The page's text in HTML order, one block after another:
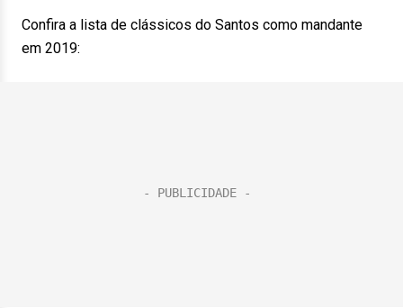
Confira a lista de clássicos do Santos como mandante
em 2019: